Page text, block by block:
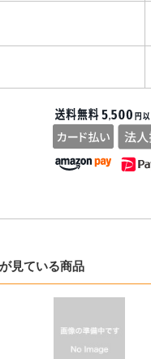
見ている商品